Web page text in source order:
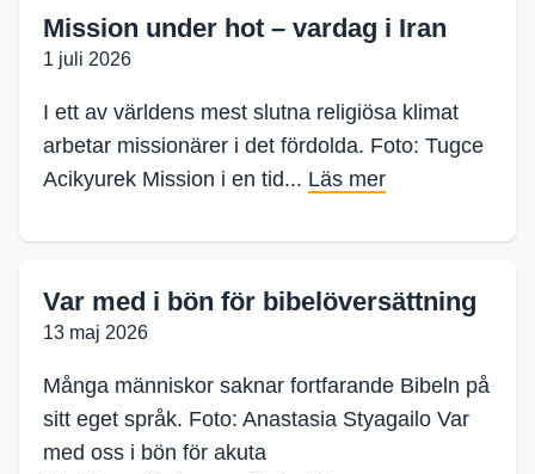
Mission under hot – vardag i Iran
1 juli 2026
I ett av världens mest slutna religiösa klimat
arbetar missionärer i det fördolda. Foto: Tugce
Acikyurek Mission i en tid... Läs mer
Var med i bön för bibelöversättning
13 maj 2026
Många människor saknar fortfarande Bibeln på
sitt eget språk. Foto: Anastasia Styagailo Var
med oss i bön för akuta